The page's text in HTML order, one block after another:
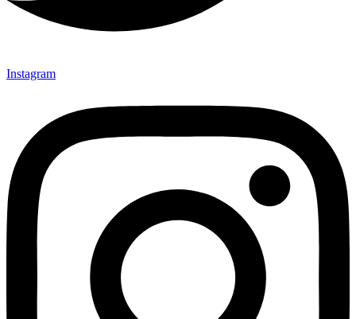
Instagram